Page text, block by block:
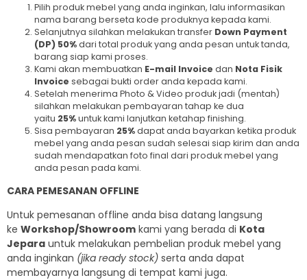
Pilih produk mebel yang anda inginkan, lalu informasikan
nama barang berseta kode produknya kepada kami.
Selanjutnya silahkan melakukan transfer Down Payment
(DP) 50%dari total produk yang anda pesan untuk tanda,
barang siap kami proses.
Kami akan membuatkan E-mail Invoice dan Nota Fisik
Invoice sebagai bukti order anda kepada kami.
Setelah menerima Photo & Video produk jadi (mentah)
silahkan melakukan pembayaran tahap ke dua
yaitu 25%untuk kami lanjutkan ketahap finishing.
Sisa pembayaran 25%dapat anda bayarkan ketika produk
mebel yang anda pesan sudah selesai siap kirim dan anda
sudah mendapatkan foto final dari produk mebel yang
anda pesan pada kami.
CARA PEMESANAN OFFLINE
Untuk pemesanan offline anda bisa datang langsung
ke Workshop/Showroom kami yang berada di Kota
Jepara untuk melakukan pembelian produk mebel yang
anda inginkan (jika ready stock) serta anda dapat
membayarnya langsung di tempat kami juga.